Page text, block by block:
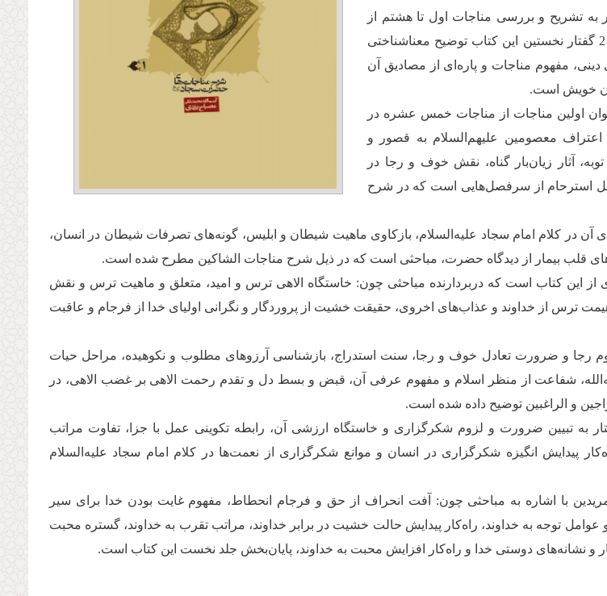
این کتاب در 36 گفتار به تشریح و بررسی مناجات اول تا هشتم از
مناجات خمس عشره می‌پردازد. 2 گفتار نخستین این كتاب توضیح معناشناختی
دینی، مفهوم مناجات و پاره‌ای از مصادیق آن
خویش است.
اولین مناجات از مناجات خمس عشره در
اعتراف معصومین علیهم‌السلام به قصور و
آثار زیان‌بار گناه، نقش خوف و رجا در
استرحام از سرفصل‌هایی است که در شرح
آن در کلام امام سجاد علیه‌السلام، بازکاوی ماهیت شیطان و ابلیس، گونه‌های تصرفات شیطان در انسان،
قلب بیمار از دیدگاه حضرت، مباحثی است که در ذیل شرح مناجات الشاکین مطرح شده است.
این کتاب است که دربردارنده مباحثی چون: خاستگاه الاهی ترس و امید، متعلق و ماهیت ترس و نقش
ترس از خداوند و عذاب‌های اخروی، حقیقت خشیت از پروردگار و نگرانی اولیای خدا از فرجام و عاقبت
رجا و ضرورت تعادل خوف و رجا، سنت استدراج، بازشناسی آرزوهای مطلوب و نکوهیده، مراحل حیات
شفاعت از منظر اسلام و مفهوم عرفی آن، قبض و بسط دل و تقدم رحمت الاهی بر غضب الاهی، در
و الراغبین توضیح داده شده است.
الشاکرین در 4 گفتار به تبیین ضرورت و لزوم شکرگزاری و خاستگاه ارزشی آن، رابطه تکوینی عمل با جزا، تفاوت مراتب
پیدایش انگیزه شکرگزاری در انسان و موانع شکرگزاری از نعمت‌ها در کلام امام سجاد علیه‌السلام
با اشاره به مباحثی چون: آفت انحراف از حق و فرجام انحطاط، مفهوم غایت بودن خدا برای سیر
عوامل توجه به خداوند، راه‌کار پیدایش حالت خشیت در برابر خداوند، مراتب تقرب به خداوند، گستره محبت
و نشانه‌های دوستی خدا و راه‌کار افزایش محبت به خداوند، پایان‌بخش جلد نخست این کتاب است.